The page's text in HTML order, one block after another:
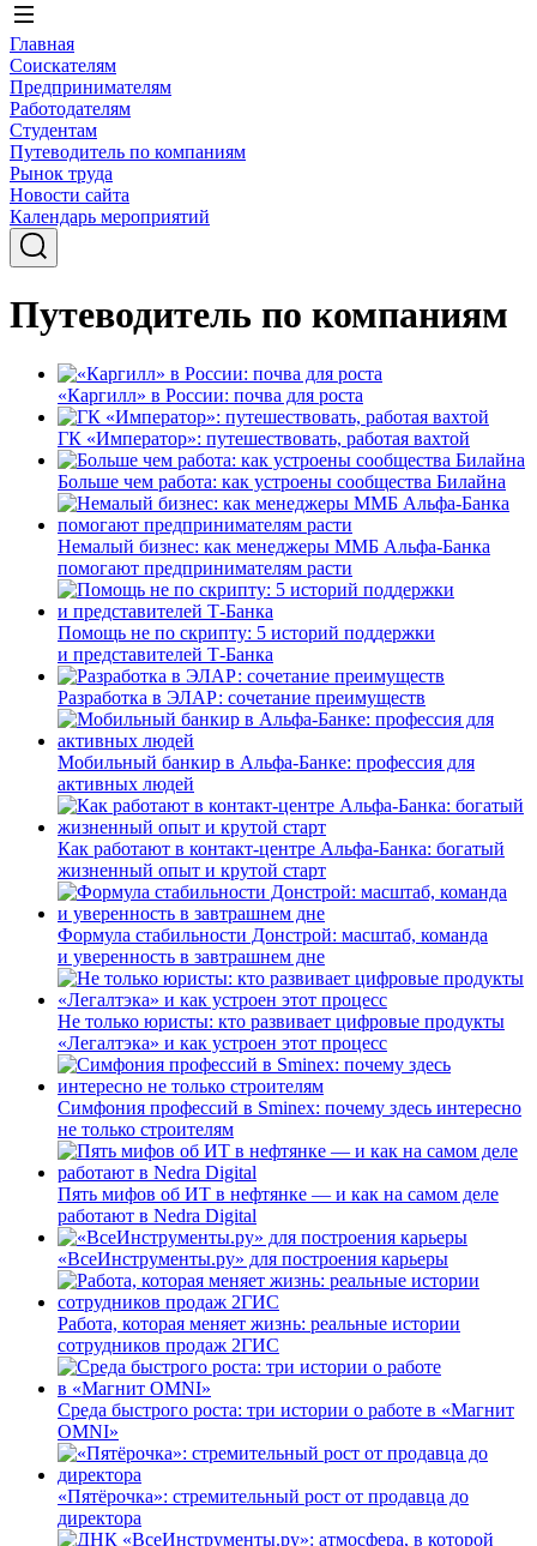
Главная
Соискателям
Предпринимателям
Работодателям
Студентам
Путеводитель по компаниям
Рынок труда
Новости сайта
Календарь мероприятий
Путеводитель по компаниям
«Каргилл» в России: почва для роста
ГК «Император»: путешествовать, работая вахтой
Больше чем работа: как устроены сообщества Билайна
Немалый бизнес: как менеджеры ММБ Альфа-Банка
помогают предпринимателям расти
Помощь не по скрипту: 5 историй поддержки
и представителей Т-Банка
Разработка в ЭЛАР: сочетание преимуществ
Мобильный банкир в Альфа-Банке: профессия для
активных людей
Как работают в контакт-центре Альфа-Банка: богатый
жизненный опыт и крутой старт
Формула стабильности Донстрой: масштаб, команда
и уверенность в завтрашнем дне
Не только юристы: кто развивает цифровые продукты
«Легалтэка» и как устроен этот процесс
Симфония профессий в Sminex: почему здесь интересно
не только строителям
Пять мифов об ИТ в нефтянке — и как на самом деле
работают в Nedra Digital
«ВсеИнструменты.ру» для построения карьеры
Работа, которая меняет жизнь: реальные истории
сотрудников продаж 2ГИС
Среда быстрого роста: три истории о работе в «Магнит
OMNI»
«Пятёрочка»: стремительный рост от продавца до
директора